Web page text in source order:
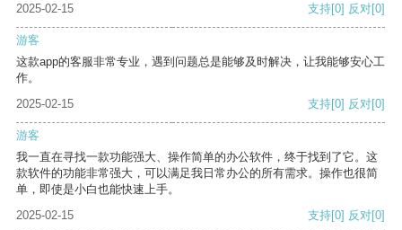
2025-02-15
支持[0] 反对[0]
游客
这款app的客服非常专业，遇到问题总是能够及时解决，让我能够安心工
作。
2025-02-15
支持[0] 反对[0]
游客
我一直在寻找一款功能强大、操作简单的办公软件，终于找到了它。这
款软件的功能非常强大，可以满足我日常办公的所有需求。操作也很简
单，即使是小白也能快速上手。
2025-02-15
支持[0] 反对[0]